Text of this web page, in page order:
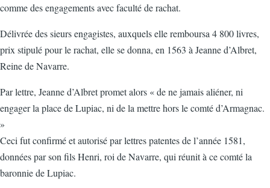
comme des engagements avec faculté de rachat.
Délivrée des sieurs engagistes, auxquels elle remboursa 4 800 livres,
prix stipulé pour le rachat, elle se donna, en 1563 à Jeanne d’Albret,
Reine de Navarre.
Par lettre, Jeanne d’Albret promet alors « de ne jamais aliéner, ni
engager la place de Lupiac, ni de la mettre hors le comté d’Armagnac.
»
Ceci fut confirmé et autorisé par lettres patentes de l’année 1581,
données par son fils Henri, roi de Navarre, qui réunit à ce comté la
baronnie de Lupiac.